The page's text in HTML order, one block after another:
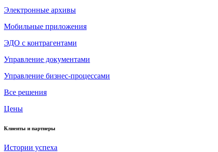
Электронные архивы
Мобильные приложения
ЭДО с контрагентами
Управление документами
Управление бизнес-процессами
Все решения
Цены
Клиенты и партнеры
Истории успеха